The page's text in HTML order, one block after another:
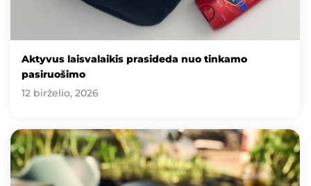
Aktyvus laisvalaikis prasideda nuo tinkamo
pasiruošimo
12 birželio, 2026